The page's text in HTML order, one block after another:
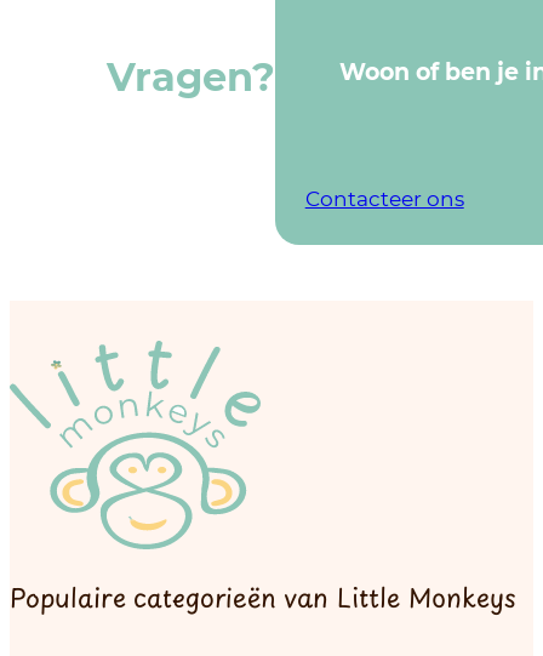
Mini Ü Bubble
Vragen? Woon of ben je
Contacteer ons
Populaire categorieën van Little Monkeys